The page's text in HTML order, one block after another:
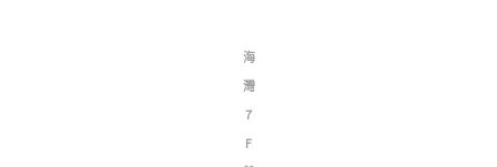
海
灣
7
F